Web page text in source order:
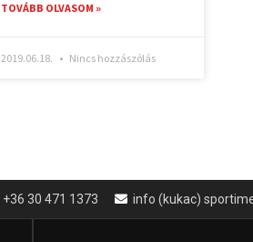
TOVÁBB OLVASOM »
2019.06.18. Nincs hozzászólás
+36 30 471 1373 info (kukac)